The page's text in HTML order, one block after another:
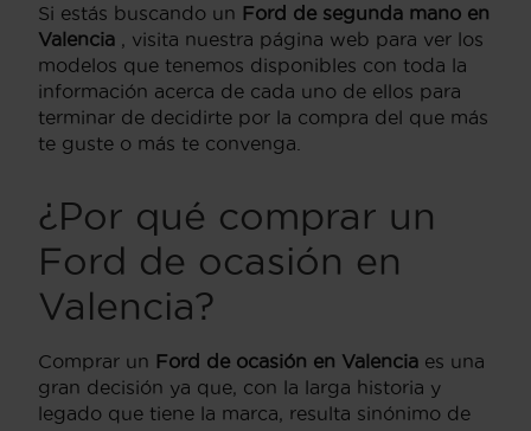
Si estás buscando un Ford de segunda mano en
Valencia , visita nuestra página web para ver los
modelos que tenemos disponibles con toda la
información acerca de cada uno de ellos para
terminar de decidirte por la compra del que más
te guste o más te convenga.
¿Por qué comprar un
Ford de ocasión en
Valencia?
Comprar un Ford de ocasión en Valencia es una
gran decisión ya que, con la larga historia y
legado que tiene la marca, resulta sinónimo de